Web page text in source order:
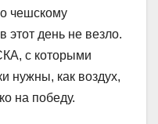
чешскому
день не везло.
с которыми
нужны, как воздух,
на победу.